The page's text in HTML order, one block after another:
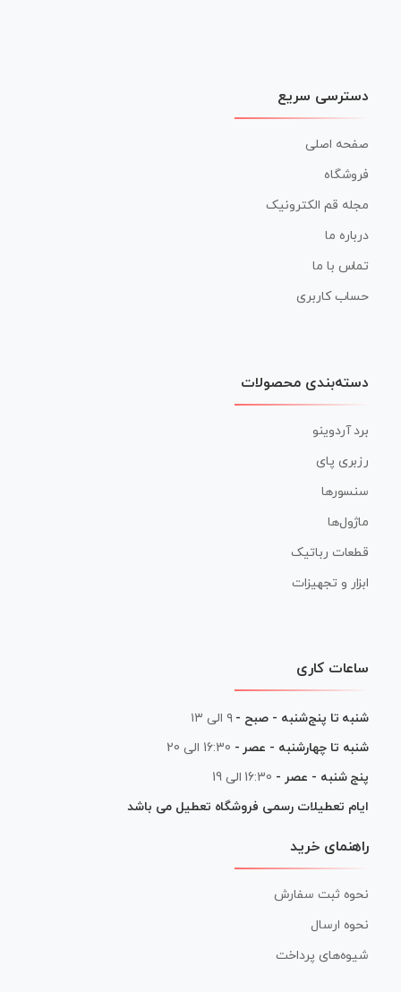
دسترسی سریع
صفحه اصلی
فروشگاه
مجله قم الکترونیک
درباره ما
تماس با ما
حساب کاربری
دسته‌بندی محصولات
برد آردوینو
رزبری پای
سنسورها
ماژول‌ها
قطعات رباتیک
ابزار و تجهیزات
ساعات کاری
شنبه تا پنج‌شنبه - صبح - ۹ الی ۱۳
شنبه تا چهارشنبه - عصر - 16:30 الی 20
پنج شنبه - عصر - 16:30 الی 19
ایام تعطیلات رسمی فروشگاه تعطیل می باشد
راهنمای خرید
نحوه ثبت سفارش
نحوه ارسال
شیوه‌های پرداخت